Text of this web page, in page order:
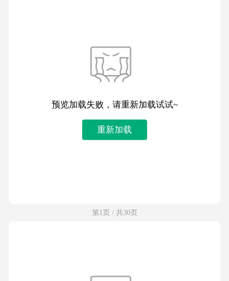
预览加载失败，请重新加载试试~
重新加载
第1页 / 共30页